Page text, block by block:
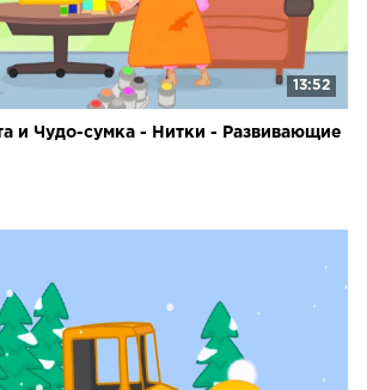
13:52
и Чудо-сумка - Нитки - Развивающие